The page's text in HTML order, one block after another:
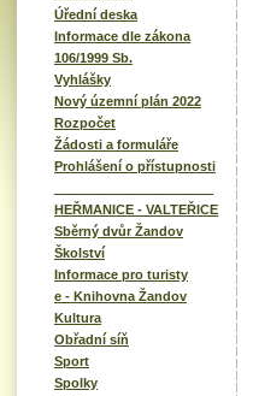
Úřední deska
Informace dle zákona
106/1999 Sb.
Vyhlášky
Nový územní plán 2022
Rozpočet
Žádosti a formuláře
Prohlášení o přístupnosti
HEŘMANICE - VALTEŘICE
Sběrný dvůr Žandov
Školství
Informace pro turisty
e - Knihovna Žandov
Kultura
Obřadní síň
Sport
Spolky